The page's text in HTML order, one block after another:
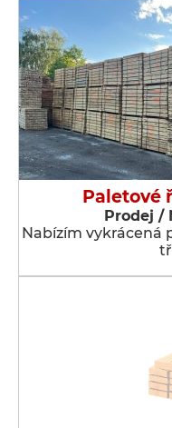
Paletové
Prodej /
Nabízím vykrácená